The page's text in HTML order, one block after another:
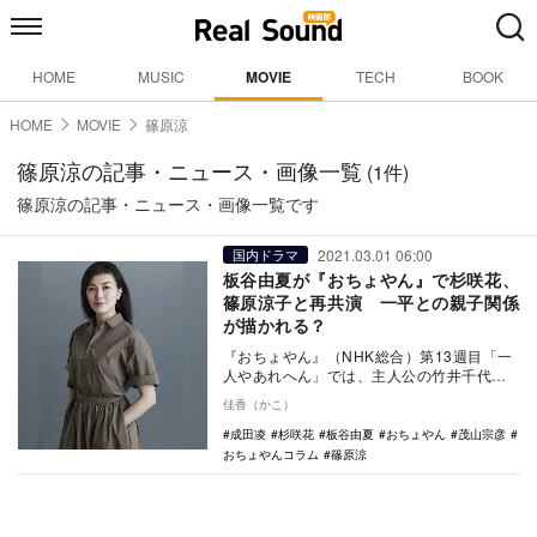
HOME MUSIC MOVIE TECH BOOK
HOME MOVIE 篠原涼
篠原涼の記事・ニュース・画像一覧 (1件)
篠原涼の記事・ニュース・画像一覧です
国内ドラマ 2021.03.01 06:00
板谷由夏が『おちょやん』で杉咲花、
篠原涼子と再共演 一平との親子関係
が描かれる？
『おちょやん』（NHK総合）第13週目「一
人やあれへん」では、主人公の竹井千代
（杉咲花）が所属する鶴亀家庭劇の座長・
一平（成田凌…
佳香（かこ）
成田凌
杉咲花 板谷由夏 おちょやん
茂山宗彦
おちょやんコラム
篠原涼